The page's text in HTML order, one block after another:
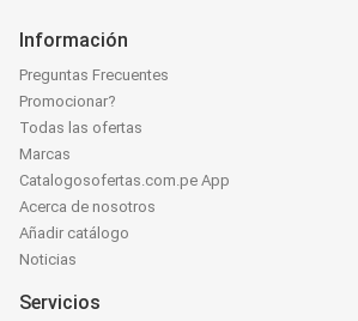
Información
Preguntas Frecuentes
Promocionar?
Todas las ofertas
Marcas
Catalogosofertas.com.pe App
Acerca de nosotros
Añadir catálogo
Noticias
Servicios